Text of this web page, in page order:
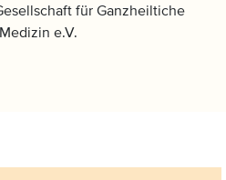
für Ganzheiltiche
e.V.